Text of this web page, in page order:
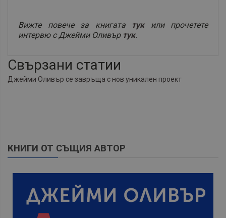
Вижте повече за книгата тукили прочетете
интервю с Джейми Оливър тук.
Свързани статии
Джейми Оливър се завръща с нов уникален проект
КНИГИ ОТ СЪЩИЯ АВТОР